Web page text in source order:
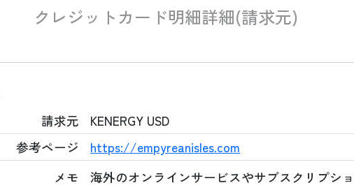
クレジットカード明細詳細(請求元)
請求元
KENERGY USD
参考ページ
https://empyreanisles.com
メモ
海外のオンラインサービスやサブスクリプシ